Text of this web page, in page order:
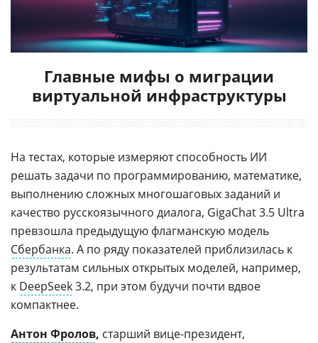
Главные мифы о миграции
виртуальной инфраструктуры
На тестах, которые измеряют способность ИИ
решать задачи по программированию, математике,
выполнению сложных многошаговых заданий и
качество русскоязычного диалога, GigaChat 3.5 Ultra
превзошла предыдущую флагманскую модель
Сбербанка. А по ряду показателей приблизилась к
результатам сильных открытых моделей, например,
к DeepSeek3.2, при этом будучи почти вдвое
компактнее.
Антон Фролов, старший вице-президент,